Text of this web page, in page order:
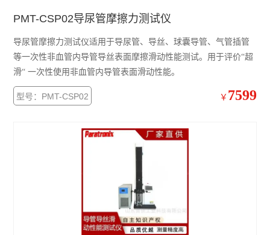
PMT-CSP02导尿管摩擦力测试仪
导尿管摩擦力测试仪适用于导尿管、导丝、球囊导管、气管插管
等一次性非血管内导管导丝表面摩擦滑动性能测试。用于评价“超
滑“ 一次性使用非血管内导管表面滑动性能。
型号：PMT-CSP02 ￥ 7599